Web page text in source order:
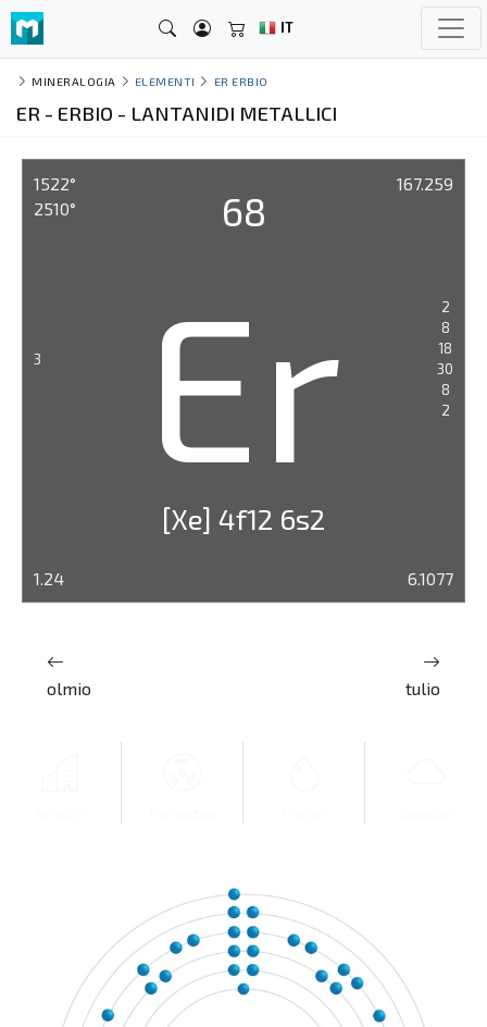
IT
MINERALOGIA ELEMENTI ER ERBIO
ER - ERBIO - LANTANIDI METALLICI
1522°
2510°
167.259
3
68
Er
[Xe] 4f12 6s2
2
8
18
30
8
2
1.24 6.1077
olmio tulio